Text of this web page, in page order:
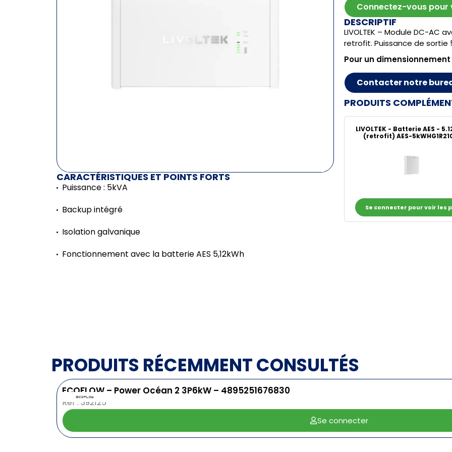
CARACTÉRISTIQUES ET POINTS FORTS
Puissance : 5kVA
Backup intégré
Isolation galvanique
Fonctionnement avec la batterie AES 5,12kWh
Connectez-vous pour
DESCRIPTIF
LIVOLTEK – Module DC-AC
retrofit. Puissance de sortie
Pour un
Contacter notre
PRODUITS
LIVOLTEK - Batterie AES -
(retrofit) AES-
Se connecter pour voir les
PRODUITS RÉCEMMENT CONSULTÉS
ECOFLOW – Power Océan 2 3P6kW – 4895251676830
Ref : 392125
Se connecter